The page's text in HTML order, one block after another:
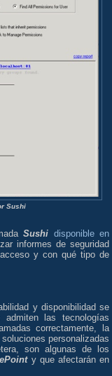
Sushi
Sushi disponible en
informes de seguridad
y con qué tipo de
y disponibilidad se
las tecnologías
correctamente, la
personalizadas
son algunas de los
y que afectarán en